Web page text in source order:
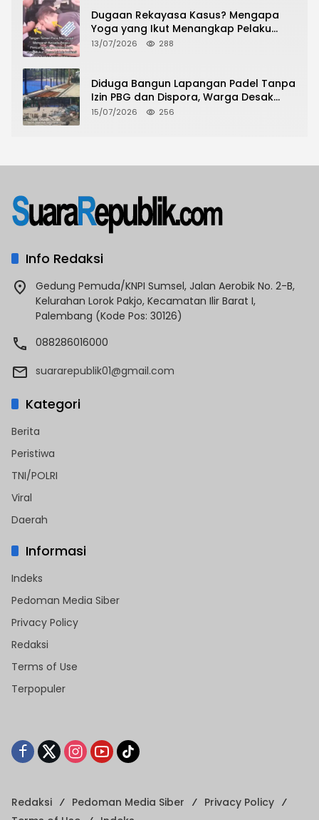
Dugaan Rekayasa Kasus? Mengapa
Yoga yang Ikut Menangkap Pelaku
Pencurian Toko Ponsel di Pancur Batu
13/07/2026 288
Diduga Bangun Lapangan Padel Tanpa
Izin PBG dan Dispora, Warga Desak
CKTRP dan Dispora Jakarta Barat
15/07/2026 256
Info Redaksi
Gedung Pemuda/KNPI Sumsel, Jalan Aerobik No. 2-B,
Kelurahan Lorok Pakjo, Kecamatan Ilir Barat I,
Palembang (Kode Pos: 30126)
088286016000
suararepublik01@gmail.com
Kategori
Berita
Peristiwa
TNI/POLRI
Viral
Daerah
Informasi
Indeks
Pedoman Media Siber
Privacy Policy
Redaksi
Terms of Use
Terpopuler
Redaksi Pedoman Media Siber
Privacy Policy